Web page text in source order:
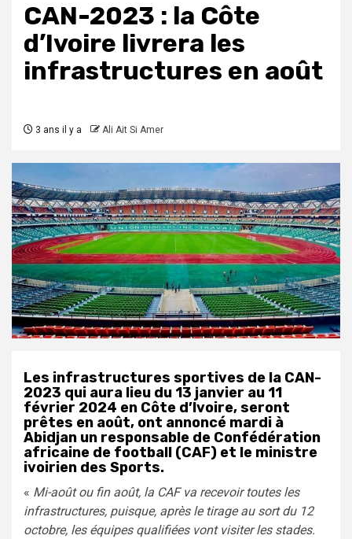
CAN-2023 : la Côte
d’Ivoire livrera les
infrastructures en août
3 ans il y a Ali Ait Si Amer
Les infrastructures sportives de la CAN-
2023 qui aura lieu du 13 janvier au 11
février 2024 en Côte d’Ivoire, seront
prêtes en août, ont annoncé mardi à
Abidjan un responsable de Confédération
africaine de football (CAF) et le ministre
ivoirien des Sports.
« Mi-août ou fin août, la CAF va recevoir toutes les
infrastructures, puisque, après le tirage au sort du 12
octobre, les équipes qualifiées vont visiter les stades.